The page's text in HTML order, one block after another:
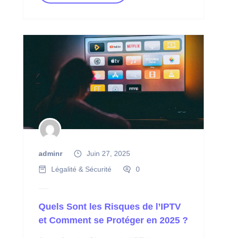
adminr
Juin 27, 2025
Légalité & Sécurité
0
Quels Sont les Risques de l’IPTV
et Comment se Protéger en 2025 ?